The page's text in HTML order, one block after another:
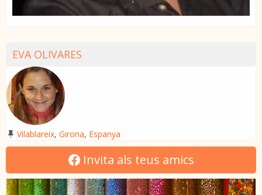
EVA OLIVARES
Vilablareix, Girona, Espanya
Invita als teus amics